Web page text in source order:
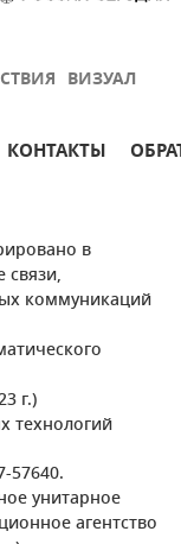
ВИЗУАЛ
КОНТАКТЫ
в
связи,
коммуникаций
г.)
технологий
57640.
унитарное
агентство